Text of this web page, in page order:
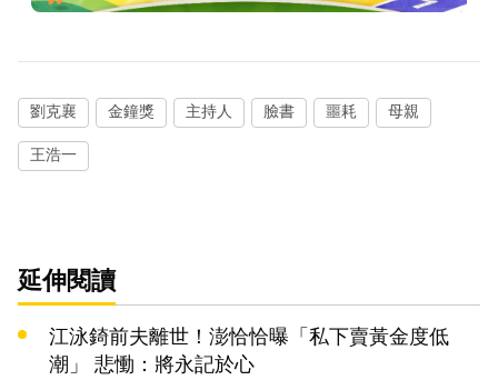
劉克襄 金鐘獎 主持人 臉書 噩耗 母親
王浩一
延伸閱讀
江泳錡前夫離世！澎恰恰曝「私下賣黃金度低
潮」 悲慟：將永記於心